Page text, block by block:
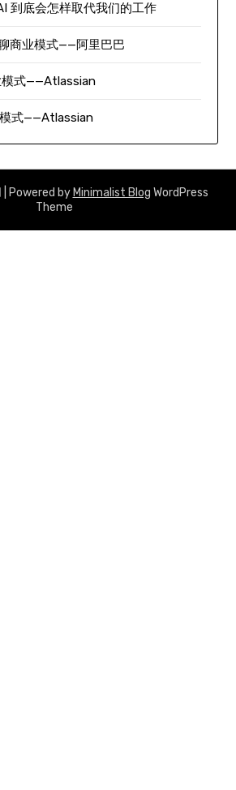
到底会怎样取代我们的工作
商业模式——阿里巴巴
模式——Atlassian
式——Atlassian
| Powered by Minimalist Blog WordPress
Theme